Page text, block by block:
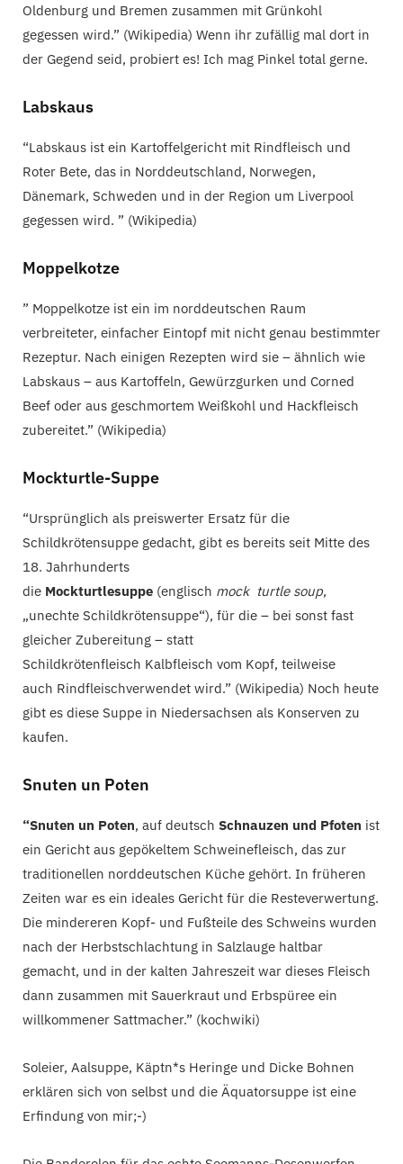
Oldenburg und Bremen zusammen mit Grünkohl
gegessen wird.” (Wikipedia) Wenn ihr zufällig mal dort in
der Gegend seid, probiert es! Ich mag Pinkel total gerne.
Labskaus
“Labskaus ist ein Kartoffelgericht mit Rindfleisch und
Roter Bete, das in Norddeutschland, Norwegen,
Dänemark, Schweden und in der Region um Liverpool
gegessen wird. ” (Wikipedia)
Moppelkotze
” Moppelkotze ist ein im norddeutschen Raum
verbreiteter, einfacher Eintopf mit nicht genau bestimmter
Rezeptur. Nach einigen Rezepten wird sie – ähnlich wie
Labskaus – aus Kartoffeln, Gewürzgurken und Corned
Beef oder aus geschmortem Weißkohl und Hackfleisch
zubereitet.” (Wikipedia)
Mockturtle-Suppe
“Ursprünglich als preiswerter Ersatz für die
Schildkrötensuppe gedacht, gibt es bereits seit Mitte des
18. Jahrhunderts
die Mockturtlesuppe (englisch mock turtle soup,
„unechte Schildkrötensuppe“), für die – bei sonst fast
gleicher Zubereitung – statt
Schildkrötenfleisch Kalbfleisch vom Kopf, teilweise
auch Rindfleischverwendet wird.” (Wikipedia) Noch heute
gibt es diese Suppe in Niedersachsen als Konserven zu
kaufen.
Snuten un Poten
“Snuten un Poten, auf deutsch Schnauzen und Pfoten ist
ein Gericht aus gepökeltem Schweinefleisch, das zur
traditionellen norddeutschen Küche gehört. In früheren
Zeiten war es ein ideales Gericht für die Resteverwertung.
Die mindereren Kopf- und Fußteile des Schweins wurden
nach der Herbstschlachtung in Salzlauge haltbar
gemacht, und in der kalten Jahreszeit war dieses Fleisch
dann zusammen mit Sauerkraut und Erbspüree ein
willkommener Sattmacher.” (kochwiki)
Soleier, Aalsuppe, Käptn*s Heringe und Dicke Bohnen
erklären sich von selbst und die Äquatorsuppe ist eine
Erfindung von mir;-)